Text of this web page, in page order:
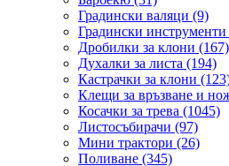
Градински валяци (9)
Градински инструменти
Дробилки за клони (167)
Духалки за листа (194)
Кастрачки за клони
Клещи за връзване и
Косачки за трева (1045)
Листосъбирачи (97)
Мини трактори (26)
Поливане (345)